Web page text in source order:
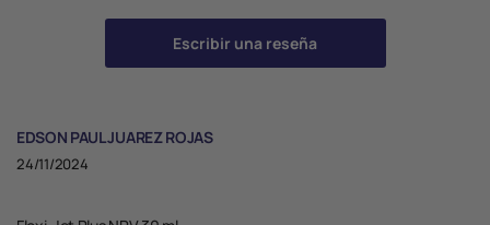
Escribir una reseña
24/11/2024
EDSON PAUL JUAREZ ROJAS